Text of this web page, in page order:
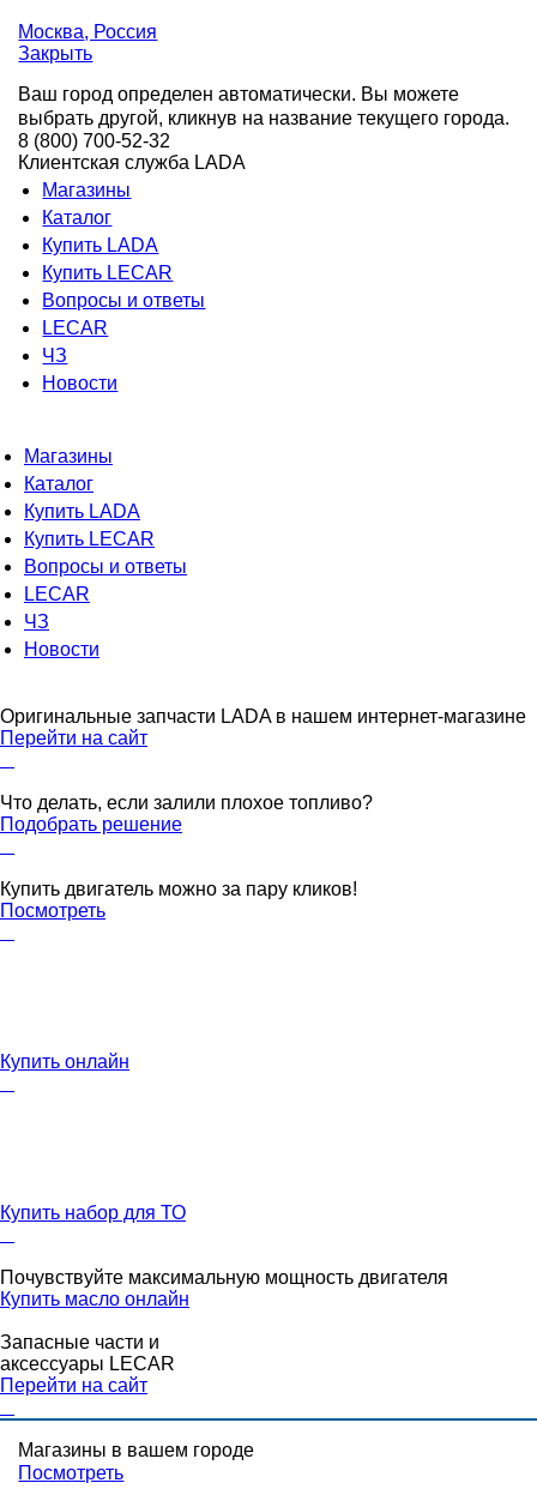
Москва, Россия
Закрыть
Ваш город определен автоматически. Вы можете
выбрать другой, кликнув на название текущего города.
8 (800) 700-52-32
Клиентская служба LADA
Магазины
Каталог
Купить LADA
Купить LECAR
Вопросы и ответы
LECAR
ЧЗ
Новости
Магазины
Каталог
Купить LADA
Купить LECAR
Вопросы и ответы
LECAR
ЧЗ
Новости
Оригинальные запчасти LADA в нашем интернет-магазине
Перейти на сайт
Что делать, если залили плохое топливо?
Подобрать решение
Купить двигатель можно за пару кликов!
Посмотреть
Купить онлайн
Купить набор для ТО
Почувствуйте максимальную мощность двигателя
Купить масло онлайн
Запасные части и
аксессуары LECAR
Перейти на сайт
Магазины в вашем городе
Посмотреть